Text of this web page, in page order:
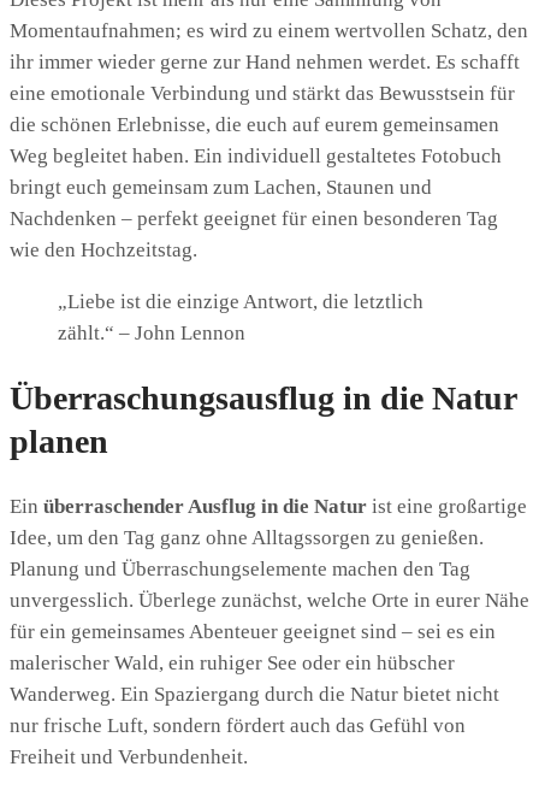
Momentaufnahmen; es wird zu einem wertvollen Schatz, den
ihr immer wieder gerne zur Hand nehmen werdet. Es schafft
eine emotionale Verbindung und stärkt das Bewusstsein für
die schönen Erlebnisse, die euch auf eurem gemeinsamen
Weg begleitet haben. Ein individuell gestaltetes Fotobuch
bringt euch gemeinsam zum Lachen, Staunen und
Nachdenken – perfekt geeignet für einen besonderen Tag
wie den Hochzeitstag.
„Liebe ist die einzige Antwort, die letztlich
zählt.“ – John Lennon
Überraschungsausflug in die Natur
planen
Ein überraschender Ausflug in die Natur ist eine großartige
Idee, um den Tag ganz ohne Alltagssorgen zu genießen.
Planung und Überraschungselemente machen den Tag
unvergesslich. Überlege zunächst, welche Orte in eurer Nähe
für ein gemeinsames Abenteuer geeignet sind – sei es ein
malerischer Wald, ein ruhiger See oder ein hübscher
Wanderweg. Ein Spaziergang durch die Natur bietet nicht
nur frische Luft, sondern fördert auch das Gefühl von
Freiheit und Verbundenheit.